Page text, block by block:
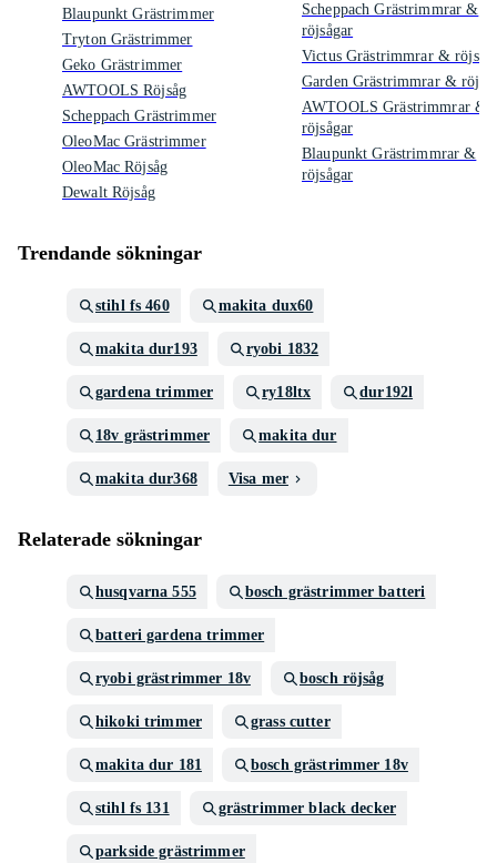
Blaupunkt Grästrimmer
Tryton Grästrimmer
Geko Grästrimmer
AWTOOLS Röjsåg
Scheppach Grästrimmer
OleoMac Grästrimmer
OleoMac Röjsåg
Dewalt Röjsåg
Scheppach Grästrimmrar &
röjsågar
Victus Grästrimmrar &
Garden Grästrimmrar &
AWTOOLS Grästrimmrar &
röjsågar
Blaupunkt Grästrimmrar &
röjsågar
Trendande sökningar
stihl fs 460 makita dux60
makita dur193 ryobi 1832
gardena trimmer ry18ltx dur192l
18v grästrimmer makita dur
makita dur368 Visa mer
Relaterade sökningar
husqvarna 555 bosch grästrimmer batteri
batteri gardena trimmer
ryobi grästrimmer 18v bosch röjsåg
hikoki trimmer grass cutter
makita dur 181 bosch grästrimmer 18v
stihl fs 131 grästrimmer black decker
parkside grästrimmer